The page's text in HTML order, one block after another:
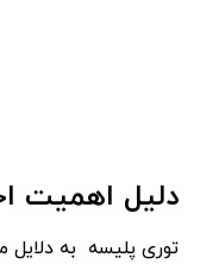
دلیل اهمیت
توری پلیسه به